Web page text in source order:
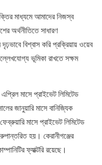
মাধ্যমে আমাদের নিজস্ব
অর্থনীতিতে সাধারণ
বিশ্বাস করি প্রক্রিয়ায় ওয়েব
ভূমিকা রাখতে সক্ষম
মাসে প্রাইভেট লিমিটেড
জানুয়ারি মাসে বানিজ্যিক
মাসে প্রাইভেট লিমিটেড
হয়। কেরানীগঞ্জের
ফ্যাক্টরি রয়েছে।